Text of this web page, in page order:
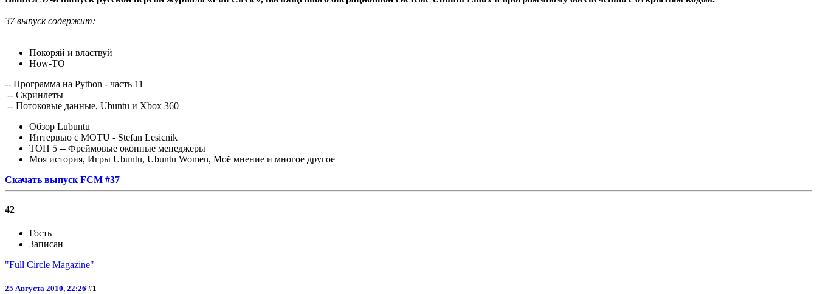
37 выпуск содержит:
Покоряй и властвуй
How-TO
-- Программа на Python - часть 11
-- Скринлеты
-- Потоковые данные, Ubuntu и Xbox 360
Обзор Lubuntu
Интервью с MOTU - Stefan Lesicnik
ТОП 5 -- Фреймовые оконные менеджеры
Моя история, Игры Ubuntu, Ubuntu Women, Моё мнение и многое другое
Скачать выпуск FCM #37
42
Гость
Записан
"Full Circle Magazine"
25 Августа 2010, 22:26 #1